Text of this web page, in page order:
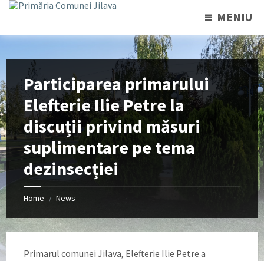
MENIU
Participarea primarului
Elefterie Ilie Petre la
discuții privind măsuri
suplimentare pe tema
dezinsecției
Home / News
Primarul comunei Jilava, Elefterie Ilie Petre a